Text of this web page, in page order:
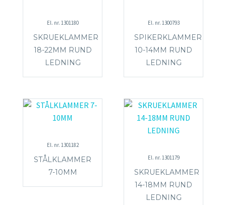
El. nr. 1301180
SKRUEKLAMMER
18-22MM RUND
LEDNING
El. nr. 1300793
SPIKERKLAMMER
10-14MM RUND
LEDNING
El. nr. 1301182
STÅLKLAMMER
7-10MM
El. nr. 1301179
SKRUEKLAMMER
14-18MM RUND
LEDNING